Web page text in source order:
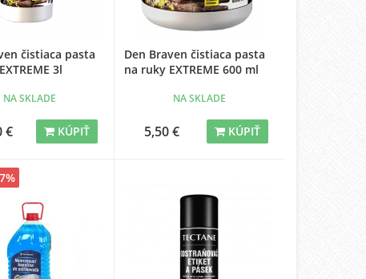
čistiaca pasta
3l
NA SKLADE
€ KÚPIŤ
Den Braven čistiaca pasta
na ruky EXTREME 600 ml
NA SKLADE
5,50 € KÚPIŤ